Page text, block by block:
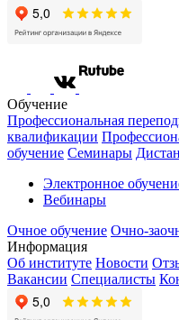
Обучение
Профессиональная
квалификации
обучение Семинары
Электронное
Вебинары
Очное обучение Очно-
Информация
Об институте Новости
Вакансии Специалисты